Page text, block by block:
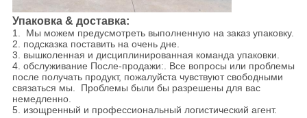
Упаковка & доставка:
1. Мы можем предусмотреть выполненную на заказ упаковку.
2. подсказка поставить на очень дне.
3. вышколенная и дисциплинированная команда упаковки.
4. обслуживание После-продажи:. Все вопросы или проблемы
после получать продукт, пожалуйста чувствуют свободными
связаться мы. Проблемы были бы разрешены для вас
немедленно.
5. изощренный и профессиональный логистический агент.